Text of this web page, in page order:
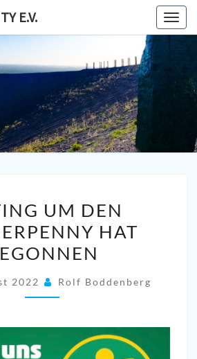
E.V.
Lauf- Und
Spendensammelverein
In Oberhausen
UM
DEN
FÖRDERPENNY
BEGONNEN
UM DEN
HAT
2022 Rolf Boddenberg